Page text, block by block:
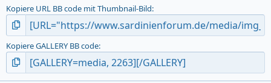
Kopiere URL BB code mit Thumbnail-Bild
Kopiere GALLERY BB code